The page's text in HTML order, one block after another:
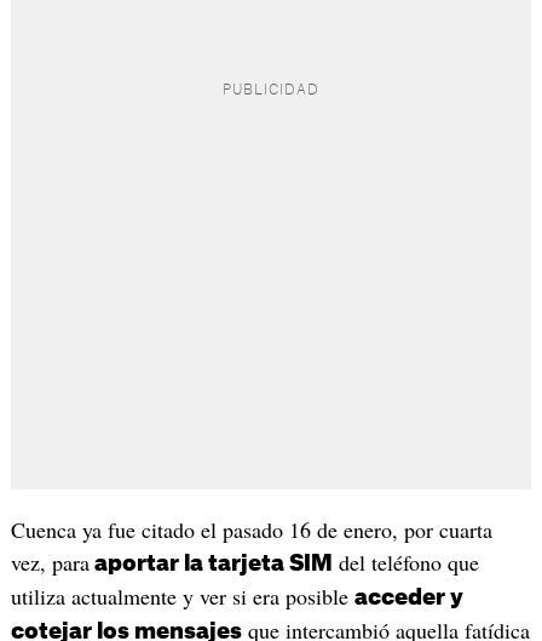
Cuenca ya fue citado el pasado 16 de enero, por cuarta
vez, paraaportar la tarjeta SIM del teléfono que
utiliza actualmente y ver si era posible acceder y
cotejar los mensajesque intercambió aquella fatídica